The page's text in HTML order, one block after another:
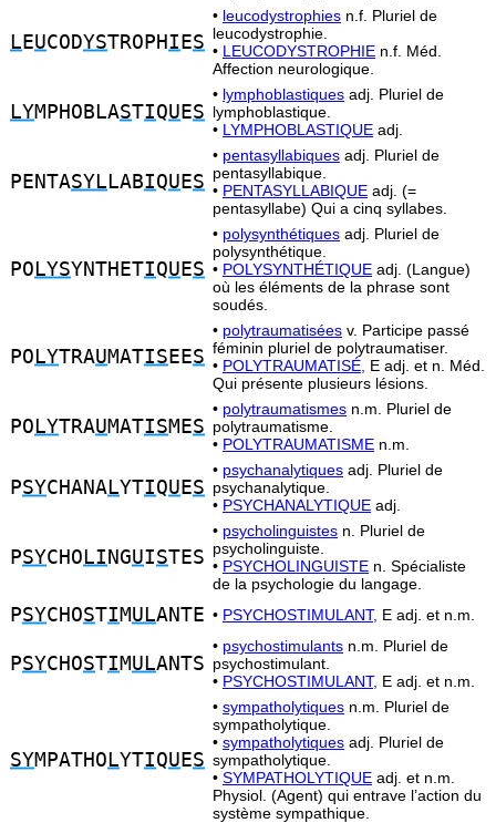
L EUCODYSTROPH I ES
• leucodystrophies n.f. Pluriel de
leucodystrophie.
• LEUCODYSTROPHIE n.f. Méd.
Affection neurologique.
LYMPHOBLASTIQU ES
• lymphoblastiques adj. Pluriel de
lymphoblastique.
• LYMPHOBLASTIQUE adj.
PENTASYL LABIQU ES
• pentasyllabiques adj. Pluriel de
pentasyllabique.
• PENTASYLLABIQUE adj. (=
pentasyllabe) Qui a cinq syllabes.
PO LYSYNTHETIQU ES
• polysynthétiques adj. Pluriel de
polysynthétique.
• POLYSYNTHÉTIQUE adj. (Langue)
où les éléments de la phrase sont
soudés.
PO LYTRAUMATIS EES
• polytraumatisées v. Participe passé
féminin pluriel de polytraumatiser.
• POLYTRAUMATISÉ, E adj. et n. Méd.
Qui présente plusieurs lésions.
PO LYTRAUMATISMES
• polytraumatismes n.m. Pluriel de
polytraumatisme.
• POLYTRAUMATISME n.m.
PSYCHANALYTIQU ES
• psychanalytiques adj. Pluriel de
psychanalytique.
• PSYCHANALYTIQUE adj.
PSYCHO LI NGUISTES
• psycholinguistes n. Pluriel de
psycholinguiste.
• PSYCHOLINGUISTE n. Spécialiste
de la psychologie du langage.
PSYCHOSTI MULANTE • PSYCHOSTIMULANT, E adj. et n.m.
PSYCHOSTI MULANTS
• psychostimulants n.m. Pluriel de
psychostimulant.
• PSYCHOSTIMULANT, E adj. et n.m.
SYMPATHO LYTIQU ES
• sympatholytiques n.m. Pluriel de
sympatholytique.
• sympatholytiques adj. Pluriel de
sympatholytique.
• SYMPATHOLYTIQUE adj. et n.m.
Physiol. (Agent) qui entrave l’action du
système sympathique.